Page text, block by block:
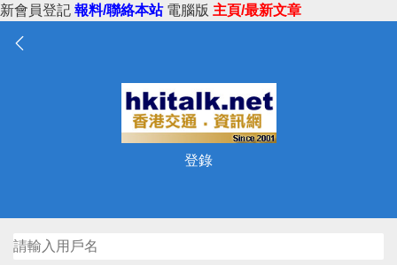
新會員登記 報料/聯絡本站 電腦版 主頁/最新文章
登錄